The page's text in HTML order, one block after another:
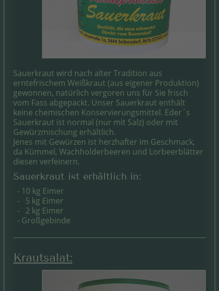
Sauerkraut wird nach alter Tradition aus
erntefrischem Weißkraut (aus eigener Produktion)
gewonnen, natürlich vergoren uns für Sie frisch
vom Fass abgepackt. Unser Sauerkraut enthält
keine chemischen Konservierungsmittel. Eder´s
Sauerkraut ist normal (nur mit Salz) oder mit
Gewürzmischung erhältlich.
Jenes mit Gewürzen ist herzhafter im Geschmack,
da Kümmel, Wachholderbeeren und Lorbeerblätter
diesen verfeinern.
Sauerkraut ist erhältlich in:
- 10 kg Eimer
- 5 kg Eimer
- 2 kg Eimer
- Großgebinde
Krautsalat: